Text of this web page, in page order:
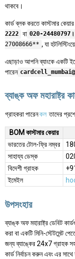
থাকবে।
কার্ড ব্লক করতে কাস্টমার
2222 বা 020-24480797।
27008666** , যা
এছাড়াও আপনি ব্যাংকে একটি
পারেন
ব্যাঙ্ক অফ মহারাষ্ট্র
গ্রাহকরা পারেনকল তাদের
BOM কাস্টমার কেয়ার
ভারতের টোল-ফ্রি নম্বর
সাহায্য ডেস্ক
বিদেশী গ্রাহক
ইমেইল
উপসংহার
ব্যাঙ্ক অফ মহারাষ্ট্র ডেবিট
করা বা একটি মিনি-স্টেটমেন্ট
জন্য ব্যাঙ্কের 24x7 গ্রাহক
কার্ড নির্বাচন করুন এবং এর